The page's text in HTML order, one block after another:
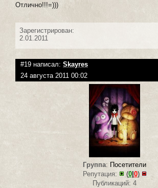
Отлично!!!=)))
Зарегистрирован:
2.01.2011
#19 написал: Skayres
24 августа 2011 00:02
Группа: Посетители
Репутация:
(0| 0)
Публикаций: 4